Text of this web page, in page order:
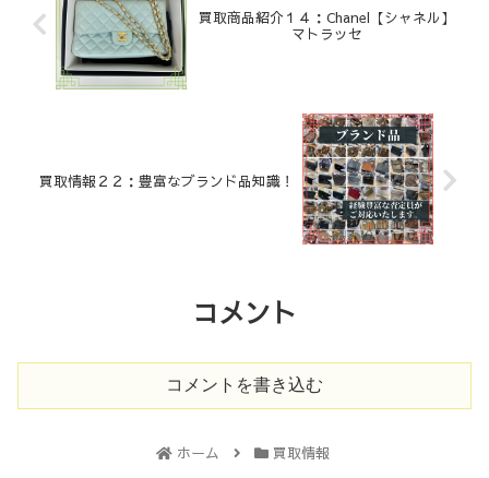
買取商品紹介１４：Chanel【シャネル】
マトラッセ
買取情報２２：豊富なブランド品知識！
コメント
コメントを書き込む
ホーム 買取情報